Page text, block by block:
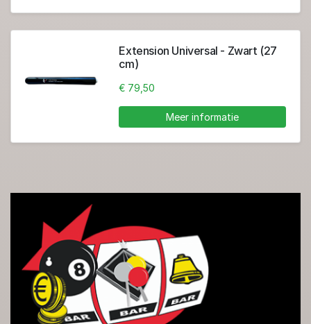
Extension Universal - Zwart (27
cm)
€ 79,50
Meer informatie